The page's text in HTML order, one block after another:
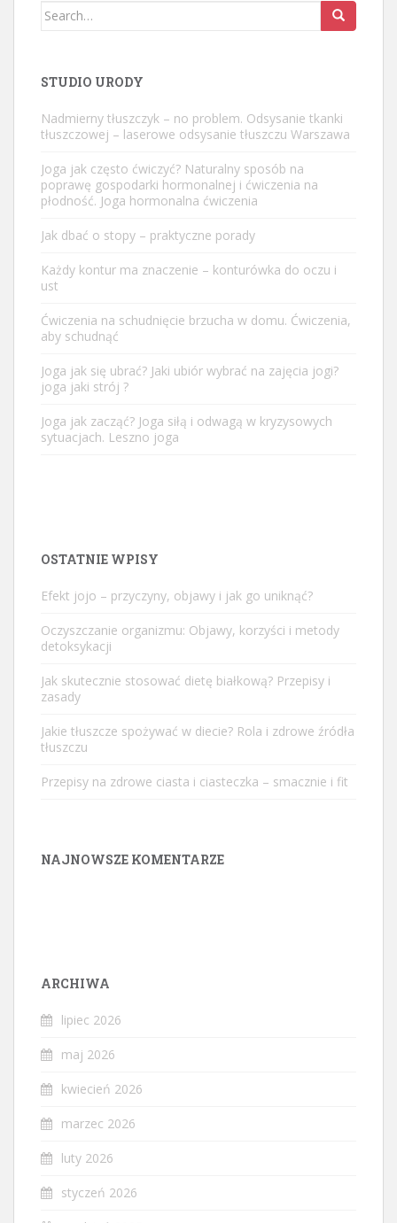
Search
STUDIO URODY
Nadmierny tłuszczyk – no problem. Odsysanie tkanki
tłuszczowej – laserowe odsysanie tłuszczu Warszawa
Joga jak często ćwiczyć? Naturalny sposób na
poprawę gospodarki hormonalnej i ćwiczenia na
płodność. Joga hormonalna ćwiczenia
Jak dbać o stopy – praktyczne porady
Każdy kontur ma znaczenie – konturówka do oczu i
ust
Ćwiczenia na schudnięcie brzucha w domu. Ćwiczenia,
aby schudnąć
Joga jak się ubrać? Jaki ubiór wybrać na zajęcia jogi?
joga jaki strój ?
Joga jak zacząć? Joga siłą i odwagą w kryzysowych
sytuacjach. Leszno joga
OSTATNIE WPISY
Efekt jojo – przyczyny, objawy i jak go uniknąć?
Oczyszczanie organizmu: Objawy, korzyści i metody
detoksykacji
Jak skutecznie stosować dietę białkową? Przepisy i
zasady
Jakie tłuszcze spożywać w diecie? Rola i zdrowe źródła
tłuszczu
Przepisy na zdrowe ciasta i ciasteczka – smacznie i fit
NAJNOWSZE KOMENTARZE
ARCHIWA
lipiec 2026
maj 2026
kwiecień 2026
marzec 2026
luty 2026
styczeń 2026